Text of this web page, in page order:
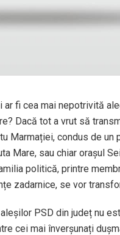
fi cea mai nepotrivită
Dacă tot a vrut să
Marmației, condus de un
Mare, sau chiar orașul
politică, printre
zadarnice, se vor
PSD din județ nu
cei mai înverșunați